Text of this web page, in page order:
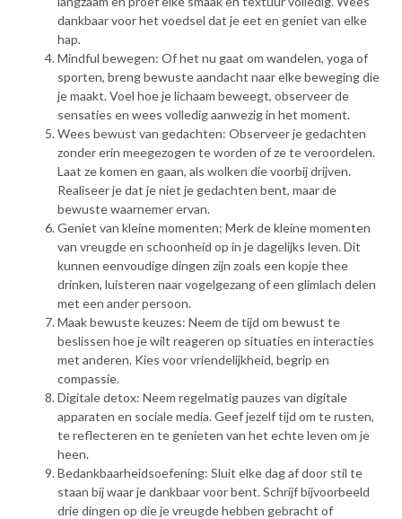
dankbaar voor het voedsel dat je eet en geniet van elke
hap.
Mindful bewegen: Of het nu gaat om wandelen, yoga of
sporten, breng bewuste aandacht naar elke beweging die
je maakt. Voel hoe je lichaam beweegt, observeer de
sensaties en wees volledig aanwezig in het moment.
Wees bewust van gedachten: Observeer je gedachten
zonder erin meegezogen te worden of ze te veroordelen.
Laat ze komen en gaan, als wolken die voorbij drijven.
Realiseer je dat je niet je gedachten bent, maar de
bewuste waarnemer ervan.
Geniet van kleine momenten: Merk de kleine momenten
van vreugde en schoonheid op in je dagelijks leven. Dit
kunnen eenvoudige dingen zijn zoals een kopje thee
drinken, luisteren naar vogelgezang of een glimlach delen
met een ander persoon.
Maak bewuste keuzes: Neem de tijd om bewust te
beslissen hoe je wilt reageren op situaties en interacties
met anderen. Kies voor vriendelijkheid, begrip en
compassie.
Digitale detox: Neem regelmatig pauzes van digitale
apparaten en sociale media. Geef jezelf tijd om te rusten,
te reflecteren en te genieten van het echte leven om je
heen.
Bedankbaarheidsoefening: Sluit elke dag af door stil te
staan bij waar je dankbaar voor bent. Schrijf bijvoorbeeld
drie dingen op die je vreugde hebben gebracht of